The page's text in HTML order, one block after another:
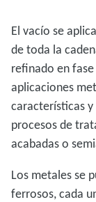
El vacío se
de toda la
refinado en
aplicaciones
características
procesos de
acabadas o
Los metales se
ferrosos, cada